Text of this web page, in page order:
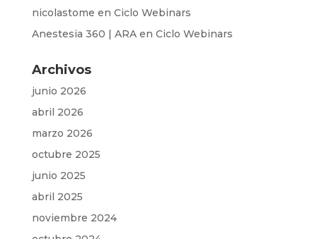
nicolastome en Ciclo Webinars
Anestesia 360 | ARAen Ciclo Webinars
Archivos
junio 2026
abril 2026
marzo 2026
octubre 2025
junio 2025
abril 2025
noviembre 2024